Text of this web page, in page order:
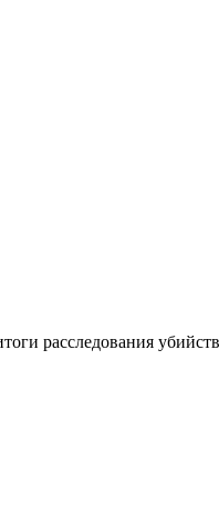
расследования